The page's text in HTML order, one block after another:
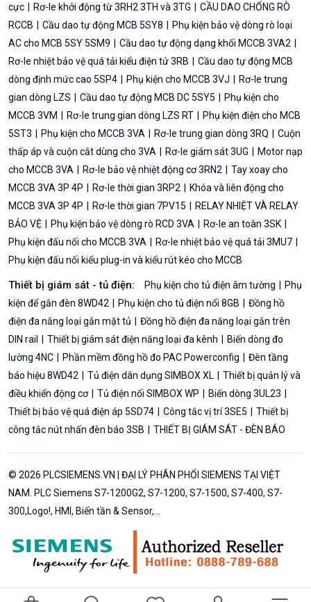
cực
Rơ-le khởi động từ 3RH2 3TH và 3TG
CẦU DAO CHỐNG RÒ
RCCB
Cầu dao tự động MCB 5SY8
Phụ kiện bảo vệ dòng rò loại
AC cho MCB 5SY 5SM9
Cầu dao tự động dạng khối MCCB 3VA2
Rơ-le nhiệt bảo vệ quá tải kiểu điện tử 3RB
Cầu dao tự động MCB
dòng định mức cao 5SP4
Phụ kiện cho MCCB 3VJ
Rơ-le trung
gian dòng LZS
Cầu dao tự động MCB DC 5SY5
Phụ kiện cho
MCCB 3VM
Rơ-le trung gian dòng LZS RT
Phụ kiện điện cho MCB
5ST3
Phụ kiện cho MCCB 3VA Rơ-le trung gian dòng 3RQ
Cuộn
thấp áp và cuộn cắt dùng cho 3VA
Rơ-le giám sát 3UG
Motor nạp
cho MCCB 3VA
Rơ-le bảo vệ nhiệt động cơ 3RN2
Tay xoay cho
MCCB 3VA 3P 4P
Rơ-le thời gian 3RP2
Khóa và liên động cho
MCCB 3VA 3P 4P
Rơ-le thời gian 7PV15
RELAY NHIỆT VÀ RELAY
BẢO VỆ
Phụ kiện bảo vệ dòng rò RCD 3VA
Rơ-le an toàn 3SK
Phụ kiện đấu nối cho MCCB 3VA
Rơ-le nhiệt bảo vệ quá tải 3MU7
Phụ kiện đấu nối kiểu plug-in và kiểu rút kéo cho MCCB
Thiết bị giám sát - tủ điện: Phụ kiện cho tủ điện âm tường
Phụ
kiện để gắn đèn 8WD42
Phụ kiện cho tủ điện nổi 8GB
Đồng hồ
điện đa năng loại gắn mặt tủ
Đồng hồ điện đa năng loại gắn trên
DIN rail
Thiết bị giám sát điện năng loại đa kênh
Biến dòng đo
lường 4NC
Phần mềm đồng hồ đo PAC Powerconfig
Đèn tầng
báo hiệu 8WD42
Tủ điện dân dụng SIMBOX XL
Thiết bị quản lý và
điều khiển động cơ
Tủ điện nổi SIMBOX WP
Biến dòng 3UL23
Thiết bị bảo vệ quá điện áp 5SD74
Công tắc vị trí 3SE5
Thiết bị
công tắc nút nhấn đèn báo 3SB
THIẾT BỊ GIÁM SÁT - ĐÈN BÁO
© 2026 PLCSIEMENS.VN | ĐẠI LÝ PHÂN PHỐI SIEMENS TẠI VIỆT
NAM. PLC Siemens S7-1200G2, S7-1200, S7-1500, S7-400, S7-
300,Logo!, HMI, Biến tần & Sensor,...